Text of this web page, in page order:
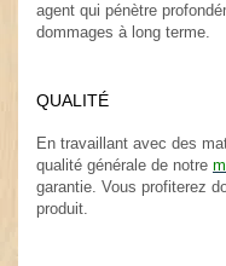
agent qui pénètre
dommages à long terme.
QUALITÉ
En travaillant avec des
qualité générale de notre
garantie. Vous profiterez
produit.